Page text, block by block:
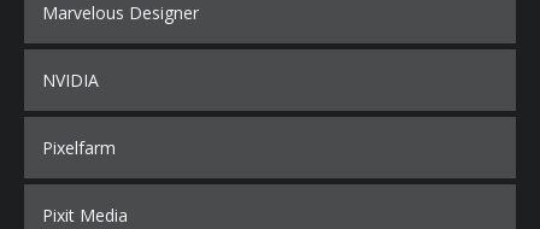
Marvelous Designer
NVIDIA
Pixelfarm
Pixit Media